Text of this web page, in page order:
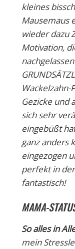
kleines
Mausemaus
wieder dazu
Motivation,
Wackelzahn-
Gezicke und
sich sehr
eingebüßt
ganz anders
eingezogen
perfekt in
fantastisch!
MAMA-
So alles in
mein